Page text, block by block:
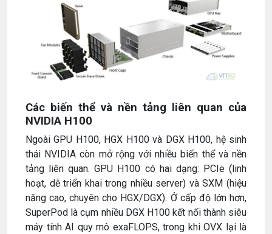
Các biến thể và nền tảng liên quan của
NVIDIA H100
Ngoài GPU H100, HGX H100 và DGX H100, hệ sinh
thái NVIDIA còn mở rộng với nhiều biến thể và nền
tảng liên quan. GPU H100 có hai dạng: PCIe (linh
hoạt, dễ triển khai trong nhiều server) và SXM (hiệu
năng cao, chuyên cho HGX/DGX). Ở cấp độ lớn hơn,
SuperPod là cụm nhiều DGX H100 kết nối thành siêu
máy tính AI quy mô exaFLOPS, trong khi OVX lại là